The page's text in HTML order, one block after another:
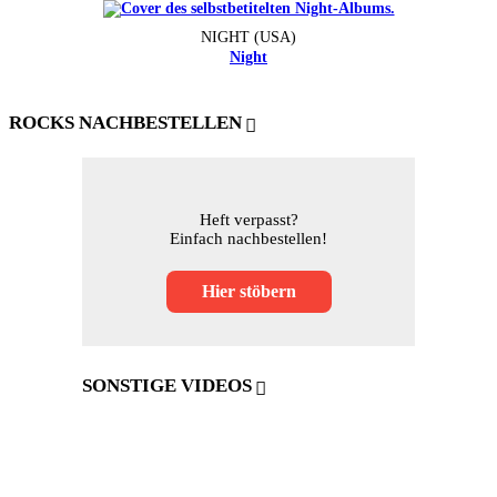
NIGHT (USA)
Night
ROCKS NACHBESTELLEN
Heft verpasst?
Einfach nachbestellen!
Hier stöbern
SONSTIGE VIDEOS